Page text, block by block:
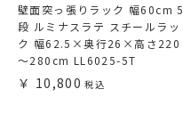
壁面突っ張りラック 幅60cm 5
段 ルミナスラテ スチールラッ
ク 幅62.5×奥行26×高さ220
～280cm LL6025-5T
10,800